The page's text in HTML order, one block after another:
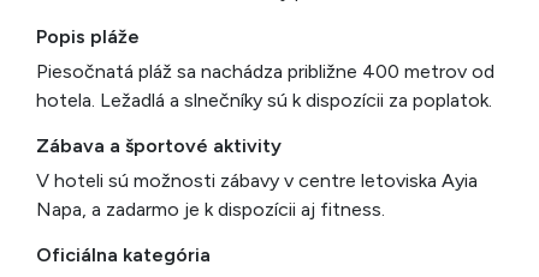
Popis pláže
Piesočnatá pláž sa nachádza približne 400 metrov od
hotela. Ležadlá a slnečníky sú k dispozícii za poplatok.
Zábava a športové aktivity
V hoteli sú možnosti zábavy v centre letoviska Ayia
Napa, a zadarmo je k dispozícii aj fitness.
Oficiálna kategória